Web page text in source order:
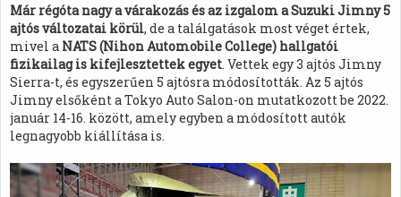
Már régóta nagy a várakozás és az izgalom a Suzuki Jimny 5
ajtós változatai körül, de a találgatások most véget értek,
mivel a NATS (Nihon Automobile College) hallgatói
fizikailag is kifejlesztettek egyet. Vettek egy 3 ajtós Jimny
Sierra-t, és egyszerűen 5 ajtósra módosították. Az 5 ajtós
Jimny elsőként a Tokyo Auto Salon-on mutatkozott be 2022.
január 14-16. között, amely egyben a módosított autók
legnagyobb kiállítása is.